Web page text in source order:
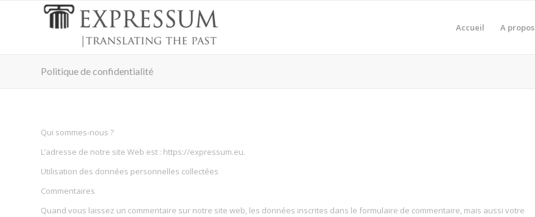
Accueil A propos
Politique de confidentialité
Qui sommes-nous ?
L’adresse de notre site Web est : https://expressum.eu.
Utilisation des données personnelles collectées
Commentaires
Quand vous laissez un commentaire sur notre site web, les données inscrites dans le formulaire de commentaire, mais aussi votre